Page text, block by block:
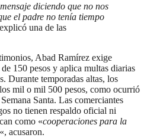
diciendo que no nos
el padre no tenía tiempo
una de las
Abad Ramírez exige
150 pesos y aplica multas diarias
Durante temporadas altas, los
mil o mil 500 pesos, como ocurrió
Santa. Las comerciantes
no tienen respaldo oficial ni
como «cooperaciones para la
«, acusaron.